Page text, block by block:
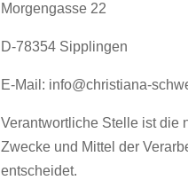
Morgengasse 22
D-78354 Sipplingen
E-Mail: info@christiana-
‍Verantwortliche Stelle ist die
Zwecke und Mittel der
entscheidet.